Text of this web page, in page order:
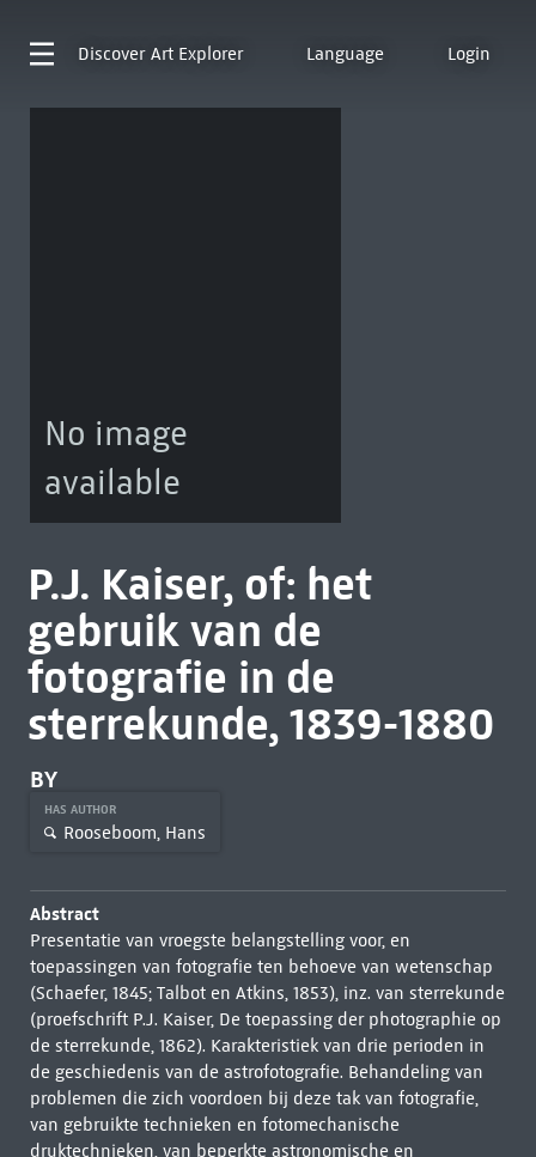
Discover Art Explorer Language Login
No image
available
P.J. Kaiser, of: het
gebruik van de
fotografie in de
sterrekunde, 1839-1880
BY
HAS AUTHOR
Rooseboom, Hans
Abstract
Presentatie van vroegste belangstelling voor, en
toepassingen van fotografie ten behoeve van wetenschap
(Schaefer, 1845; Talbot en Atkins, 1853), inz. van sterrekunde
(proefschrift P.J. Kaiser, De toepassing der photographie op
de sterrekunde, 1862). Karakteristiek van drie perioden in
de geschiedenis van de astrofotografie. Behandeling van
problemen die zich voordoen bij deze tak van fotografie,
van gebruikte technieken en fotomechanische
druktechnieken, van beperkte astronomische en